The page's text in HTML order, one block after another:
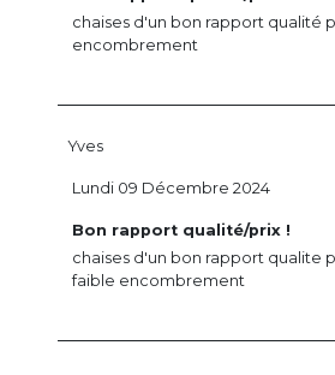
chaises d'un bon rapport qualité
encombrement
Yves
Bon rapport qualité/prix !
chaises d'un bon rapport qualite
faible encombrement
Lundi 09 Décembre 2024